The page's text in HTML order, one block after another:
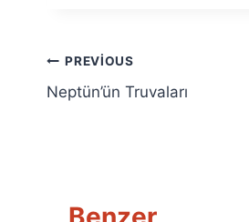
Yazı
gezinmesi
PREVIOUS
Neptün’ün Truvaları